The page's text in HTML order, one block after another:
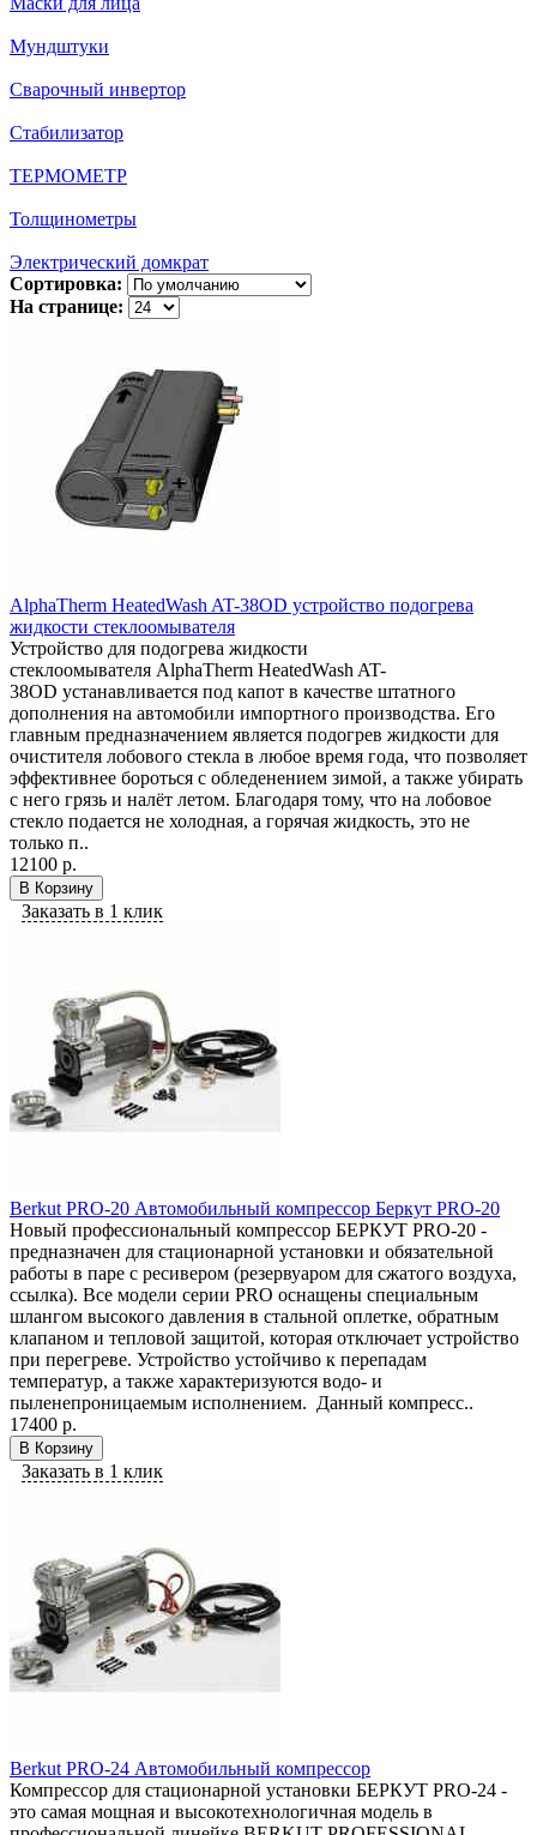
Мундштуки
Сварочный инвертор
Стабилизатор
ТЕРМОМЕТР
Толщинометры
Электрический домкрат
Сортировка:
На странице:
AlphaTherm HeatedWash AT-38OD устройство подогрева
жидкости стеклоомывателя
Устройство для подогрева жидкости
стеклоомывателя AlphaTherm HeatedWash AT-
38OD устанавливается под капот в качестве штатного
дополнения на автомобили импортного производства. Его
главным предназначением является подогрев жидкости для
очистителя лобового стекла в любое время года, что позволяет
эффективнее бороться с обледенением зимой, а также убирать
с него грязь и налёт летом. Благодаря тому, что на лобовое
стекло подается не холодная, а горячая жидкость, это не
только п..
12100 р.
В Корзину
Заказать в 1 клик
Berkut PRO-20 Автомобильный компрессор Беркут PRO-20
Новый профессиональный компрессор БЕРКУТ PRO-20 -
предназначен для стационарной установки и обязательной
работы в паре с ресивером (резервуаром для сжатого воздуха,
ссылка). Все модели серии PRO оснащены специальным
шлангом высокого давления в стальной оплетке, обратным
клапаном и тепловой защитой, которая отключает устройство
при перегреве. Устройство устойчиво к перепадам
температур, а также характеризуются водо- и
пыленепроницаемым исполнением. Данный компресс..
17400 р.
В Корзину
Заказать в 1 клик
Berkut PRO-24 Автомобильный компрессор
Компрессор для стационарной установки БЕРКУТ PRO-24 -
это самая мощная и высокотехнологичная модель в